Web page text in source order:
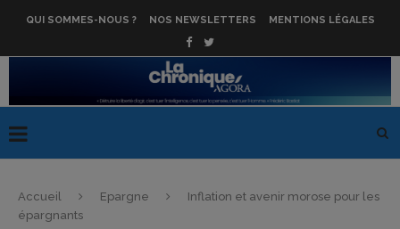
QUI SOMMES-NOUS ? NOS NEWSLETTERS MENTIONS LÉGALES
Accueil Epargne
Inflation et avenir morose pour les
épargnants